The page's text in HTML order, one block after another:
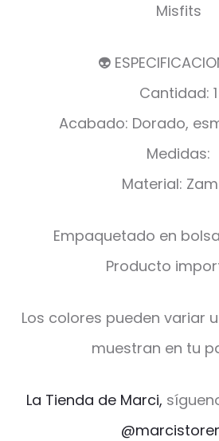
Misfits
👽
Cantidad: 1
Acabado: Dorado,
Medidas:
Material:
Empaquetado en
Producto
Los colores pueden variar
muestran en tu
La Tienda de Marci,